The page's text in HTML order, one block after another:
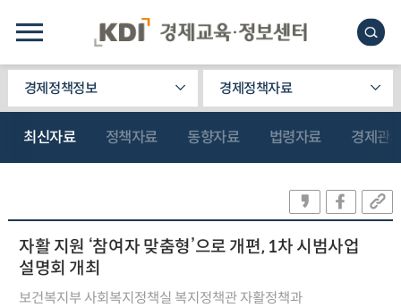
경제정책정보 경제정책자료
최신자료 정책자료 동향자료 법령자료 경제관
자활 지원 ‘참여자 맞춤형’으로 개편, 1차 시범사업
설명회 개최
보건복지부 사회복지정책실 복지정책관 자활정책과